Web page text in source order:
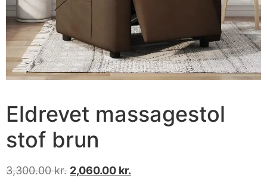
Eldrevet massagestol
stof brun
3,300.00kr. 2,060.00 kr.